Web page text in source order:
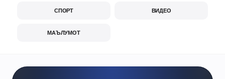
СПОРТ ВИДЕО
МАЪЛУМОТ